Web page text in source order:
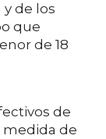
de los
que
de 18
de
medida de